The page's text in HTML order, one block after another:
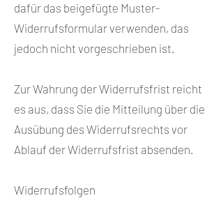
dafür das beigefügte Muster-
Widerrufsformular verwenden, das
jedoch nicht vorgeschrieben ist.
Zur Wahrung der Widerrufsfrist reicht
es aus, dass Sie die Mitteilung über die
Ausübung des Widerrufsrechts vor
Ablauf der Widerrufsfrist absenden.
Widerrufsfolgen